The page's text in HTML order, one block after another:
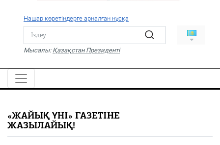
Дені сау ұлт
Спорт
Жалын
PDF
«Жайық үні» — 33 жыл
Каталог
Нашар көретіндерге арналған нұсқа
Мысалы: Қазақстан Президенті
«ЖАЙЫҚ ҮНІ» ГАЗЕТІНЕ
ЖАЗЫЛАЙЫҚ!